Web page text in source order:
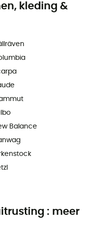
kleding &
Balance
: meer